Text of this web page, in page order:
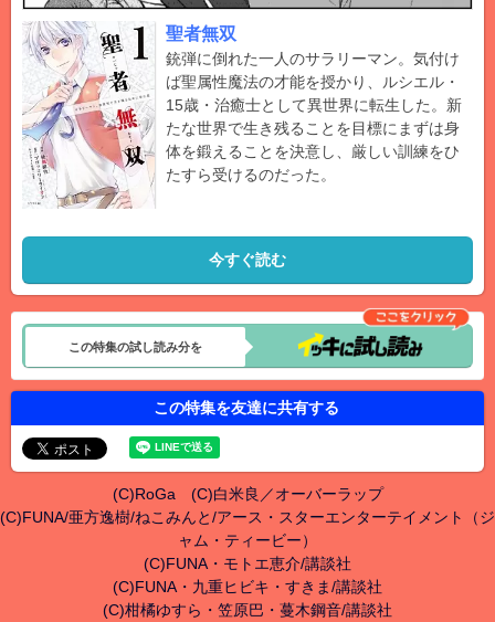
聖者無双
銃弾に倒れた一人のサラリーマン。気付け
ば聖属性魔法の才能を授かり、ルシエル・
15歳・治癒士として異世界に転生した。新
たな世界で生き残ることを目標にまずは身
体を鍛えることを決意し、厳しい訓練をひ
たすら受けるのだった。
今すぐ読む
この特集の試し読み分を
この特集を友達に共有する
(C)RoGa (C)白米良／オーバーラップ
(C)FUNA/亜方逸樹/ねこみんと/アース・スターエンターテイメント（ジ
ャム・ティービー）
(C)FUNA・モトエ恵介/講談社
(C)FUNA・九重ヒビキ・すきま/講談社
(C)柑橘ゆすら・笠原巴・蔓木鋼音/講談社